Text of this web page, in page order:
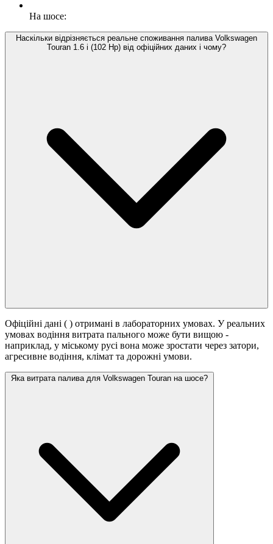
На шосе:
Наскільки відрізняється реальне споживання палива Volkswagen
Touran 1.6 i (102 Hp) від офіційних даних і чому?
Офіційні дані ( ) отримані в лабораторних умовах. У реальних
умовах водіння витрата пального може бути вищою -
наприклад, у міському русі вона може зростати через затори,
агресивне водіння, клімат та дорожні умови.
Яка витрата палива для Volkswagen Touran на шосе?